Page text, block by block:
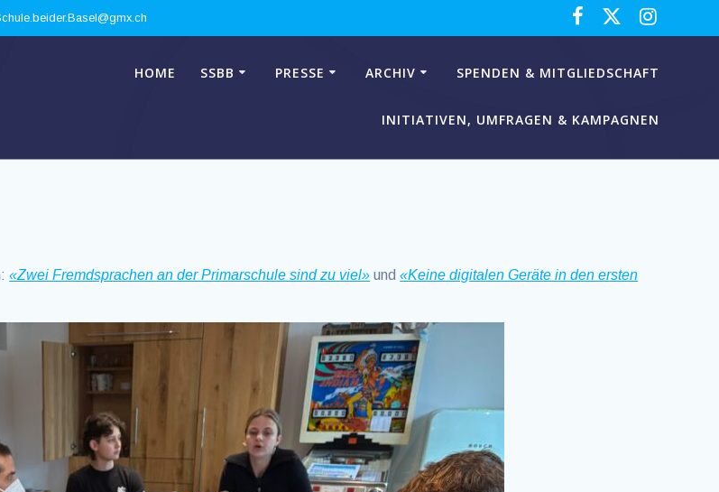
HOME SSBB PRESSE ARCHIV SPENDEN & MITGLIEDSCHAFT
INITIATIVEN, UMFRAGEN & KAMPAGNEN
«Zwei Fremdsprachen an der Primarschule sind zu viel» und«Keine digitalen Geräte in den ersten